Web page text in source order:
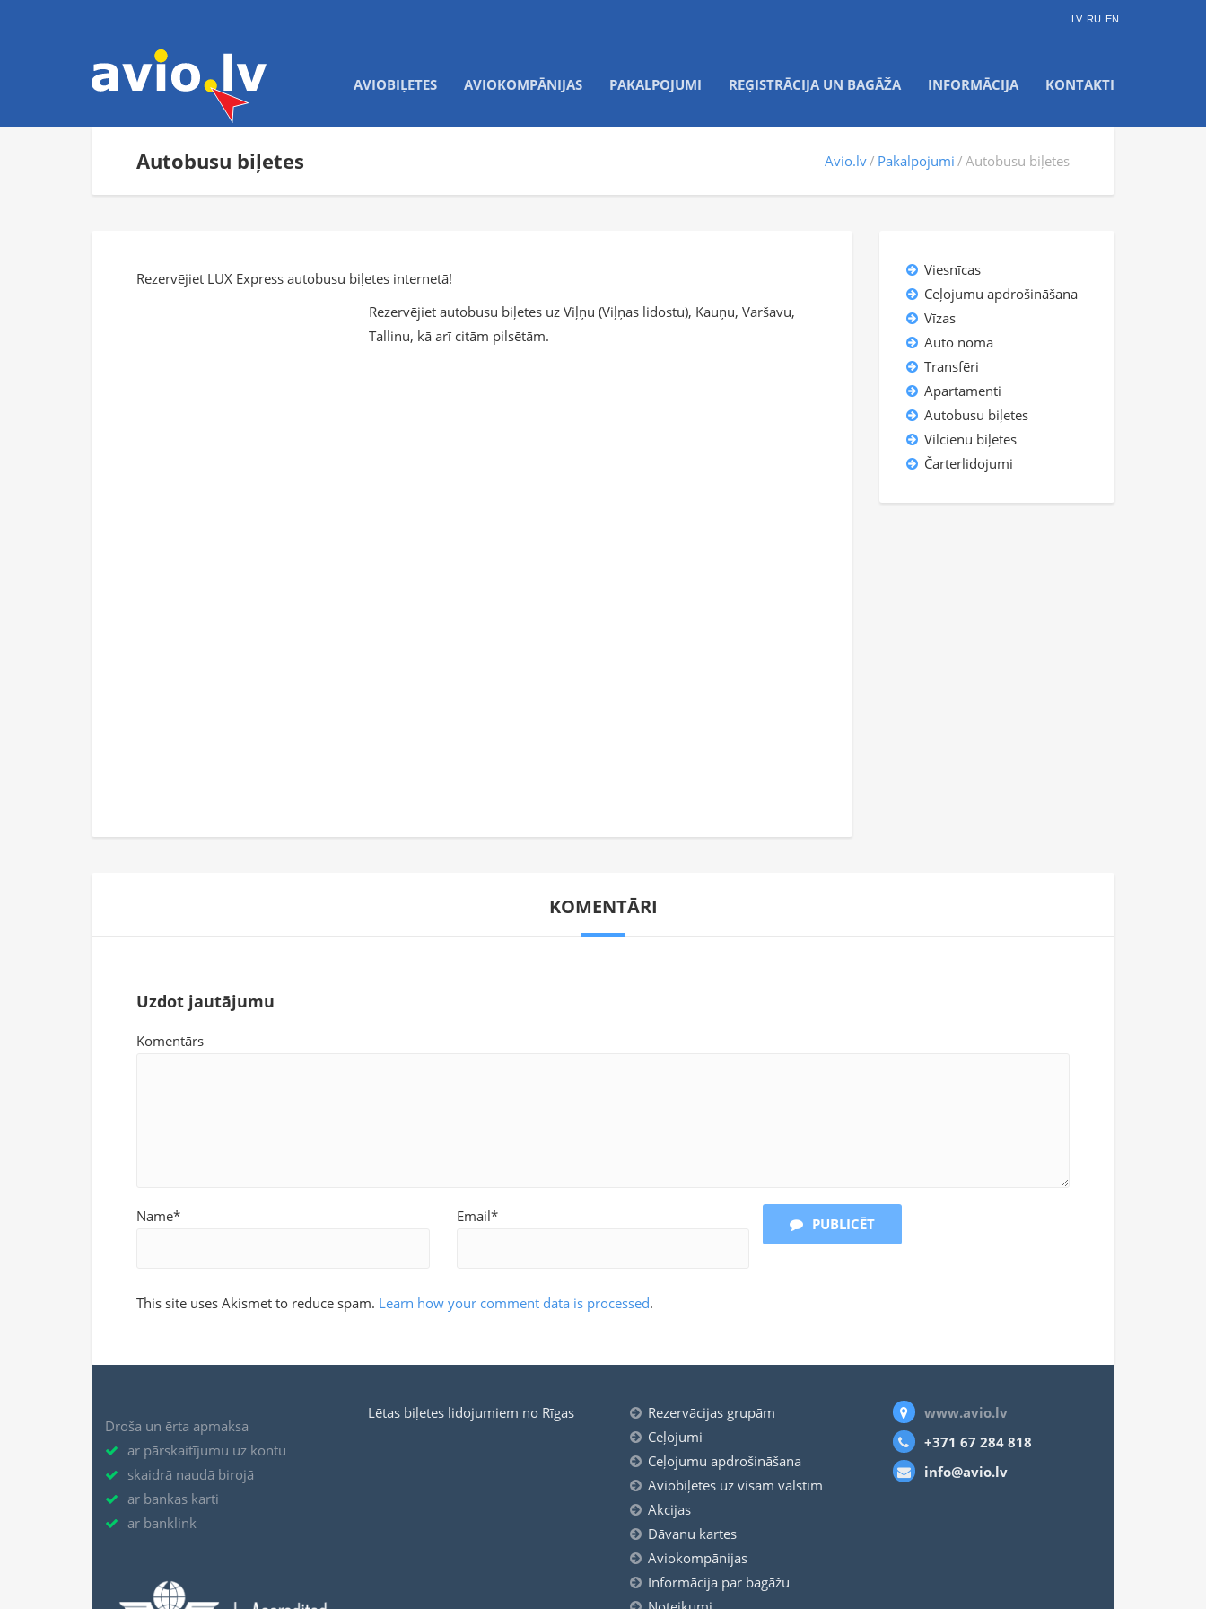
LV RU EN
AVIOBIĻETES AVIOKOMPĀNIJAS PAKALPOJUMI REĢISTRĀCIJA UN BAGĀŽA INFORMĀCIJA KONTAKTI
Autobusu biļetes Avio.lv Pakalpojumi Autobusu biļetes
Rezervējiet LUX Express autobusu biļetes internetā!
Rezervējiet autobusu biļetes uz Viļņu (Viļņas lidostu), Kauņu, Varšavu,
Tallinu, kā arī citām pilsētām.
Viesnīcas
Ceļojumu apdrošināšana
Vīzas
Auto noma
Transfēri
Apartamenti
Autobusu biļetes
Vilcienu biļetes
Čarterlidojumi
KOMENTĀRI
Uzdot jautājumu
Komentārs
Name* Email* PUBLICĒT
This site uses Akismet to reduce spam. Learn how your comment data is processed.
Droša un ērta apmaksa
ar pārskaitījumu uz kontu
skaidrā naudā birojā
ar bankas karti
ar banklink
Lētas biļetes lidojumiem no Rīgas
Rezervācijas grupām
Ceļojumi
Ceļojumu apdrošināšana
Aviobiļetes uz visām valstīm
Akcijas
Dāvanu kartes
Aviokompānijas
Informācija par bagāžu
www.avio.lv
+371 67 284 818
info@avio.lv